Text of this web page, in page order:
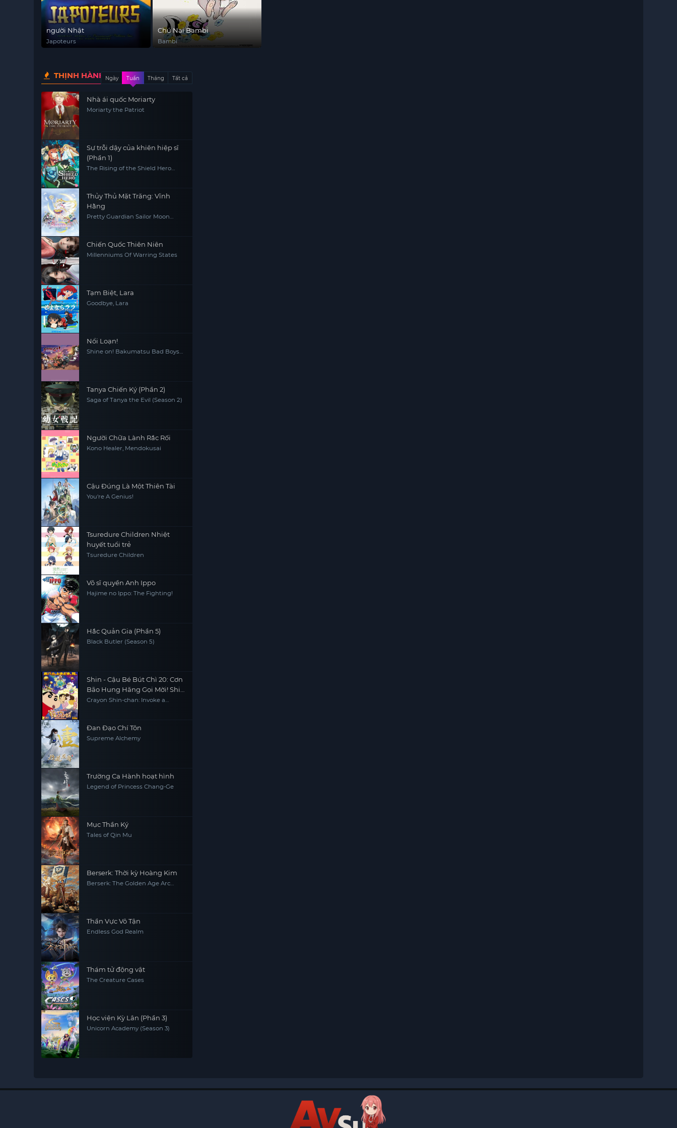
người Nhật
Japoteurs
Chú Nai Bambi
Bambi
THỊNH HÀNHNgày Tuần Tháng Tất cả
Nhà ái quốc Moriarty
Moriarty the Patriot
Sự trỗi dậy của khiên hiệp sĩ
(Phần 1)
The Rising of the Shield Hero
Thủy Thủ Mặt Trăng: Vĩnh
Hằng
Pretty Guardian Sailor Moon
Chiến Quốc Thiên Niên
Millenniums Of Warring States
Tạm Biệt, Lara
Goodbye, Lara
Nổi Loạn!
Shine on! Bakumatsu Bad Boys
Tanya Chiến Ký (Phần 2)
Saga of Tanya the Evil (Season 2)
Người Chữa Lành Rắc Rối
Kono Healer, Mendokusai
Cậu Đúng Là Một Thiên Tài
You're A Genius!
Tsuredure Children Nhiệt
huyết tuổi trẻ
Tsuredure Children
Võ sĩ quyền Anh Ippo
Hajime no Ippo: The Fighting!
Hắc Quản Gia (Phần 5)
Black Butler (Season 5)
Shin - Cậu Bé Bút Chì 20: Cơn
Bão Hung Hăng Gọi Mời! Shin
và Công Chúa Vũ Trụ
Crayon Shin-chan: Invoke a
Đan Đạo Chí Tôn
Supreme Alchemy
Trường Ca Hành hoạt hình
Legend of Princess Chang-Ge
Mục Thần Ký
Tales of Qin Mu
Berserk: Thời kỳ Hoàng Kim
Berserk: The Golden Age Arc
Thần Vực Vô Tận
Endless God Realm
Thám tử động vật
The Creature Cases
Học viện Kỳ Lân (Phần 3)
Unicorn Academy (Season 3)